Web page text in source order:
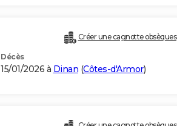
Créer une cagnotte obsèques
Décès
15/01/2026 à Dinan (Côtes-d'Armor)